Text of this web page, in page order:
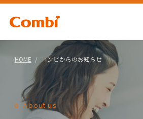
HOME コンビからのお知らせ
About us